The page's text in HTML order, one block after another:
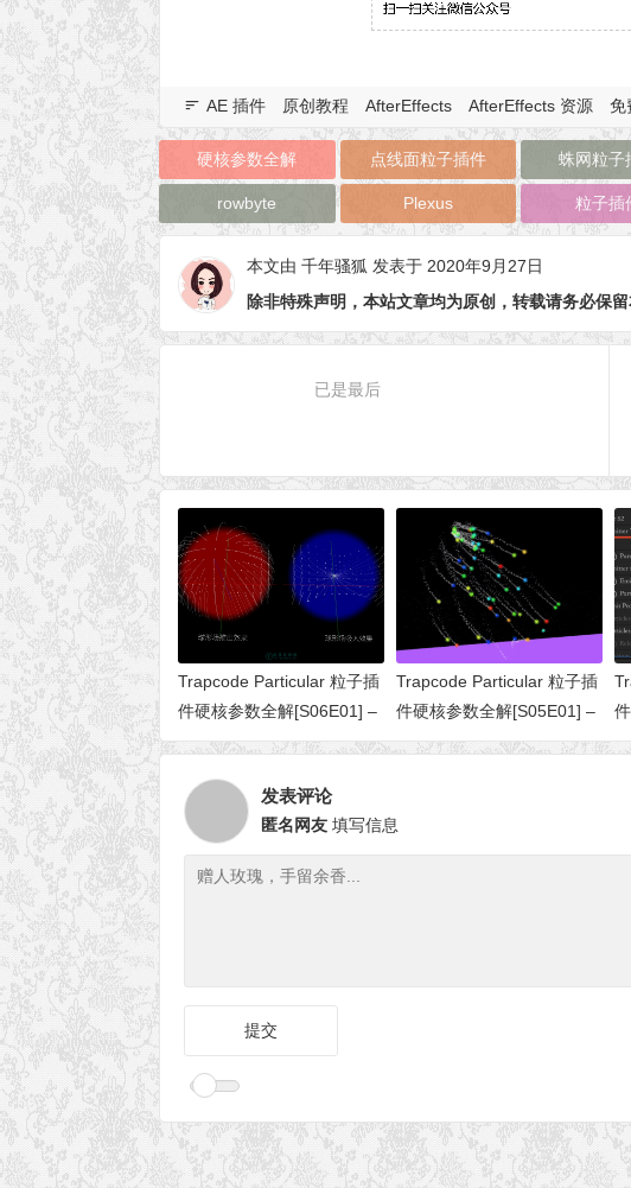
AE 插件 原创教程 AfterEffects AfterEffects 资源 免
硬核参数全解 点线面粒子插件 蛛网粒子
rowbyte Plexus 粒子插
本文由千年骚狐 发表于 2020年9月27日
除非特殊声明，本站文章均为原创，转载请务必保
已是最后
Trapcode Particular 粒子插
件硬核参数全解[S06E01] –
Fast Physics（快速物理）
Trapcode Particular 粒子插
件硬核参数全解[S05E01] –
Physics Simulations（物理
发表评论
匿名网友 填写信息